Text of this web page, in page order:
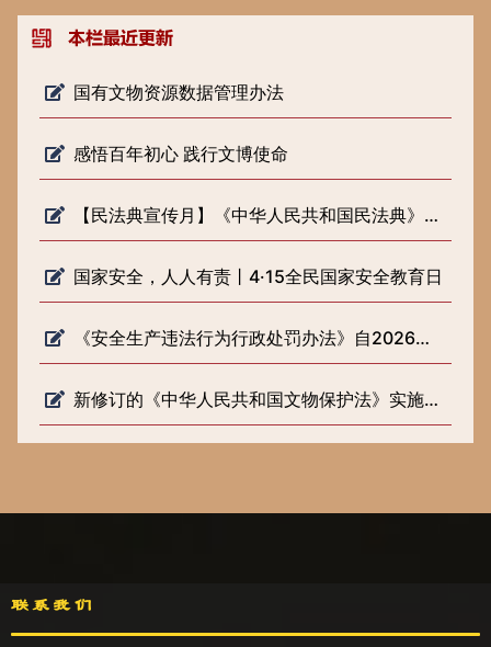
国有文物资源数据管理办法
感悟百年初心 践行文博使命
【民法典宣传月】《中华人民共和国民法典》知识普及
国家安全，人人有责丨4·15全民国家安全教育日
《安全生产违法行为行政处罚办法》自2026年2月1日起施行
新修订的《中华人民共和国文物保护法》实施一周年
联系我们